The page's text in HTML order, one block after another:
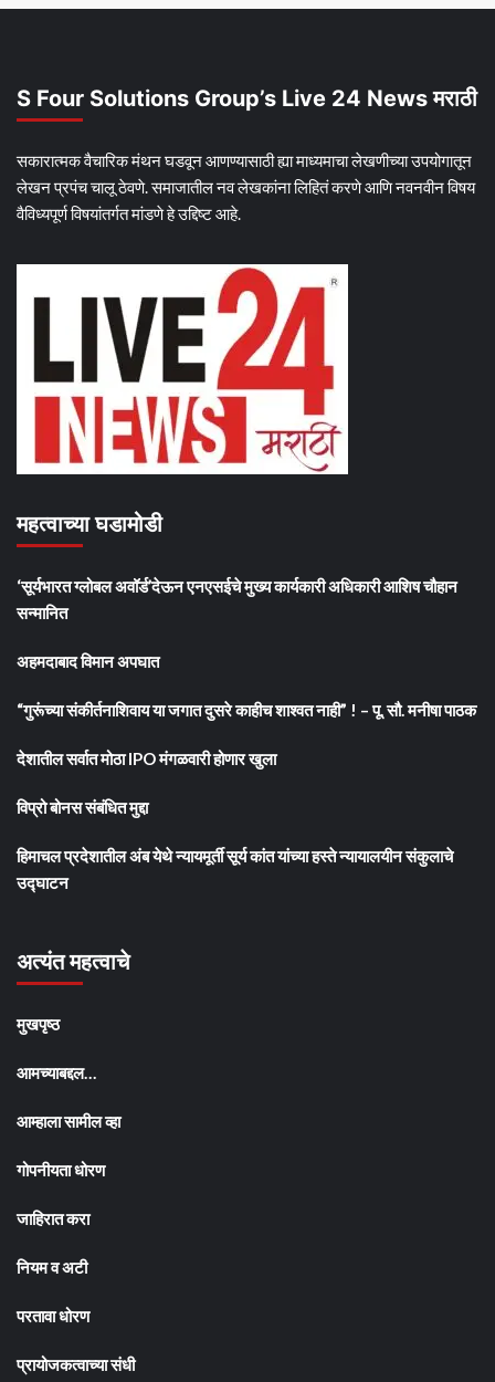
S Four Solutions Group’s Live 24 News मराठी
सकारात्मक वैचारिक मंथन घडवून आणण्यासाठी ह्या माध्यमाचा लेखणीच्या उपयोगातून
लेखन प्रपंच चालू ठेवणे. समाजातील नव लेखकांना लिहितं करणे आणि नवनवीन विषय
वैविध्यपूर्ण विषयांतर्गत मांडणे हे उद्दिष्ट आहे.
महत्वाच्या घडामोडी
‘सूर्यभारत ग्लोबल अवॉर्ड’देऊन एनएसईचे मुख्य कार्यकारी अधिकारी आशिष चौहान
सन्मानित
अहमदाबाद विमान अपघात
“गुरूंच्या संकीर्तनाशिवाय या जगात दुसरे काहीच शाश्वत नाही” ! – पू. सौ. मनीषा पाठक
देशातील सर्वात मोठा IPO मंगळवारी होणार खुला
विप्रो बोनस संबंधित मुद्दा
हिमाचल प्रदेशातील अंब येथे न्यायमूर्ती सूर्य कांत यांच्या हस्ते न्यायालयीन संकुलाचे
उद्घाटन
अत्यंत महत्वाचे
मुखपृष्ठ
आमच्याबद्दल…
आम्हाला सामील व्हा
गोपनीयता धोरण
जाहिरात करा
नियम व अटी
परतावा धोरण
प्रायोजकत्वाच्या संधी